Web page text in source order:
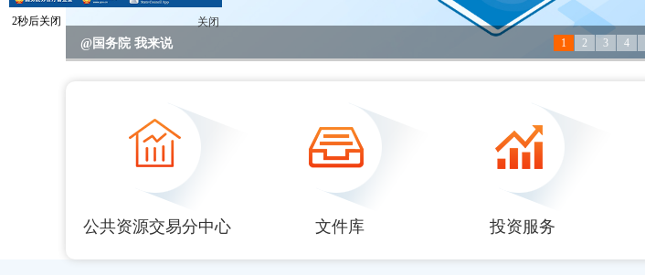
2023年度国务院推动高质量发展综合督查问题线索征集 1 2 3 4
公共资源交易分中心 文件库 投资服务
1秒后关闭 关闭